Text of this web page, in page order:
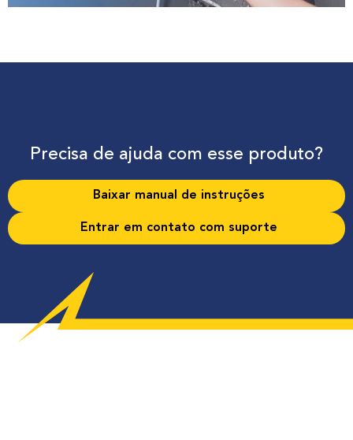
Precisa de ajuda com esse produto?
Baixar manual de instruções
Entrar em contato com suporte